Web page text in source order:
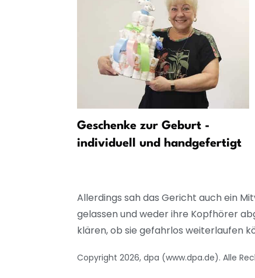
Geschenke zur Geburt -
individuell und handgefertigt
Allerdings sah das Gericht auch ein
gelassen und weder ihre Kopfhörer
klären, ob sie gefahrlos weiterlaufen
Copyright 2026, dpa (www.dpa.de). Alle